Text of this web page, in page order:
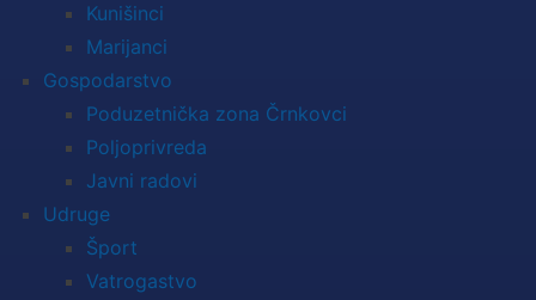
Kunišinci
Marijanci
Gospodarstvo
Poduzetnička zona Črnkovci
Poljoprivreda
Javni radovi
Udruge
Šport
Vatrogastvo